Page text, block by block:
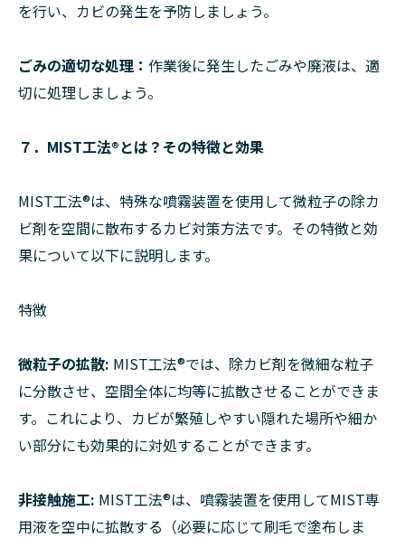
を行い、カビの発生を予防しましょう。
ごみの適切な処理： 作業後に発生したごみや廃液は、適
切に処理しましょう。
７．MIST工法®︎とは？その特徴と効果
MIST工法®︎は、特殊な噴霧装置を使用して微粒子の除カ
ビ剤を空間に散布するカビ対策方法です。その特徴と効
果について以下に説明します。
特徴
微粒子の拡散: MIST工法®︎では、除カビ剤を微細な粒子
に分散させ、空間全体に均等に拡散させることができま
す。これにより、カビが繁殖しやすい隠れた場所や細か
い部分にも効果的に対処することができます。
非接触施工: MIST工法®︎は、噴霧装置を使用してMIST専
用液を空中に拡散する（必要に応じて刷毛で塗布しま